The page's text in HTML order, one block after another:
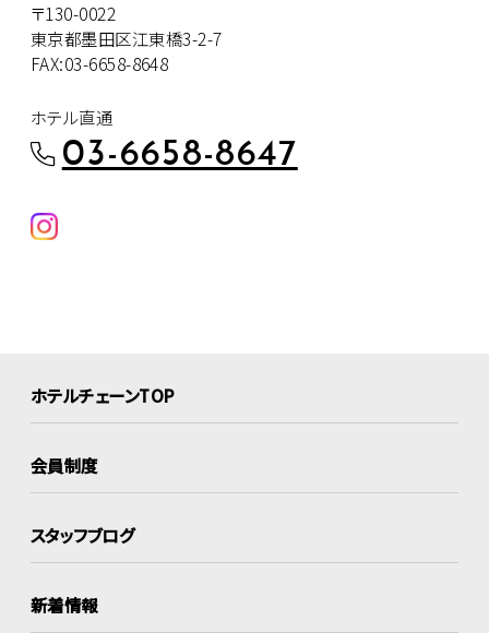
〒130-0022
東京都墨田区江東橋3-2-7
FAX:03-6658-8648
ホテル直通
03-6658-8647
ホテルチェーンTOP
会員制度
スタッフブログ
新着情報